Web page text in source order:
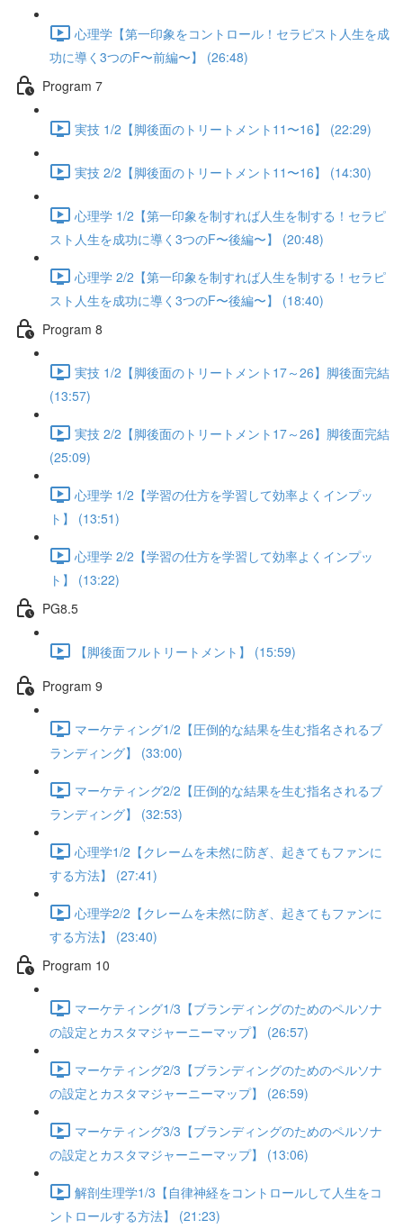
心理学【第一印象をコントロール！セラピスト人生を成
功に導く3つのF〜前編〜】 (26:48)
Program 7
実技 1/2【脚後面のトリートメント11〜16】 (22:29)
実技 2/2【脚後面のトリートメント11〜16】 (14:30)
心理学 1/2【第一印象を制すれば人生を制する！セラピ
スト人生を成功に導く3つのF〜後編〜】 (20:48)
心理学 2/2【第一印象を制すれば人生を制する！セラピ
スト人生を成功に導く3つのF〜後編〜】 (18:40)
Program 8
実技 1/2【脚後面のトリートメント17～26】脚後面完結
(13:57)
実技 2/2【脚後面のトリートメント17～26】脚後面完結
(25:09)
心理学 1/2【学習の仕方を学習して効率よくインプッ
ト】 (13:51)
心理学 2/2【学習の仕方を学習して効率よくインプッ
ト】 (13:22)
PG8.5
【脚後面フルトリートメント】 (15:59)
Program 9
マーケティング1/2【圧倒的な結果を生む指名されるブ
ランディング】 (33:00)
マーケティング2/2【圧倒的な結果を生む指名されるブ
ランディング】 (32:53)
心理学1/2【クレームを未然に防ぎ、起きてもファンに
する方法】 (27:41)
心理学2/2【クレームを未然に防ぎ、起きてもファンに
する方法】 (23:40)
Program 10
マーケティング1/3【ブランディングのためのペルソナ
の設定とカスタマジャーニーマップ】 (26:57)
マーケティング2/3【ブランディングのためのペルソナ
の設定とカスタマジャーニーマップ】 (26:59)
マーケティング3/3【ブランディングのためのペルソナ
の設定とカスタマジャーニーマップ】 (13:06)
解剖生理学1/3【自律神経をコントロールして人生をコ
ントロールする方法】 (21:23)